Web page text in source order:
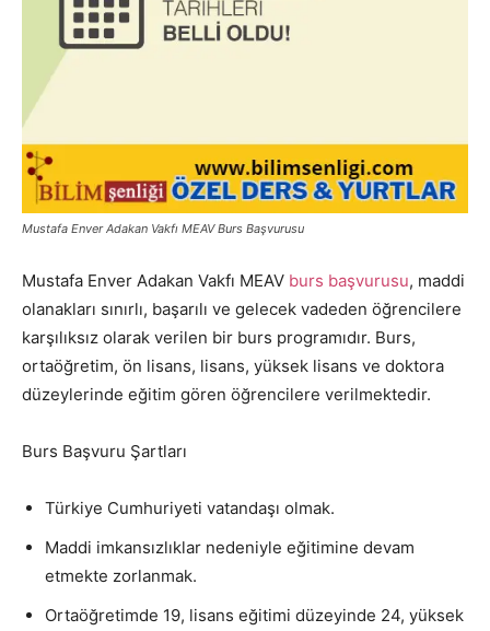
Mustafa Enver Adakan Vakfı MEAV Burs Başvurusu
Mustafa Enver Adakan Vakfı MEAV burs başvurusu, maddi
olanakları sınırlı, başarılı ve gelecek vadeden öğrencilere
karşılıksız olarak verilen bir burs programıdır. Burs,
ortaöğretim, ön lisans, lisans, yüksek lisans ve doktora
düzeylerinde eğitim gören öğrencilere verilmektedir.
Burs Başvuru Şartları
Türkiye Cumhuriyeti vatandaşı olmak.
Maddi imkansızlıklar nedeniyle eğitimine devam
etmekte zorlanmak.
Ortaöğretimde 19, lisans eğitimi düzeyinde 24, yüksek